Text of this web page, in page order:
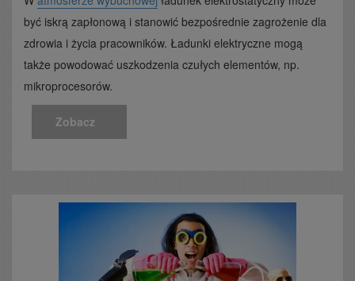
być iskrą zapłonową i stanowić bezpośrednie zagrożenie dla
zdrowia i życia pracowników. Ładunki elektryczne mogą
także powodować uszkodzenia czułych elementów, np.
mikroprocesorów.
Zobacz